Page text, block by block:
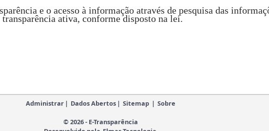
e o acesso à informação através de pesquisa das
ativa, conforme disposto na lei.
Administrar | Dados Abertos | Sitemap | Sobre
© 2026 - E-Transparência